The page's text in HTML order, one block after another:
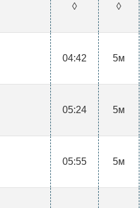
◊ ◊
04:42 5м
05:24 5м
05:55 5м